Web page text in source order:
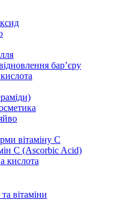
бар’єру
вітаміну С
С (Ascorbic Acid)
кислота
вітаміни